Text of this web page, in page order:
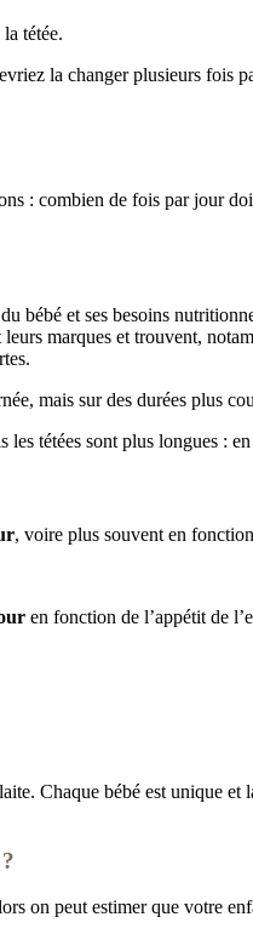
tétée.
la changer plusieurs
: combien de fois par jour
bébé et ses besoins
marques et trouvent,
mais sur des durées plus
tétées sont plus longues :
, voire plus souvent en
en fonction de l’appétit de
Chaque bébé est unique
?
on peut estimer que votre